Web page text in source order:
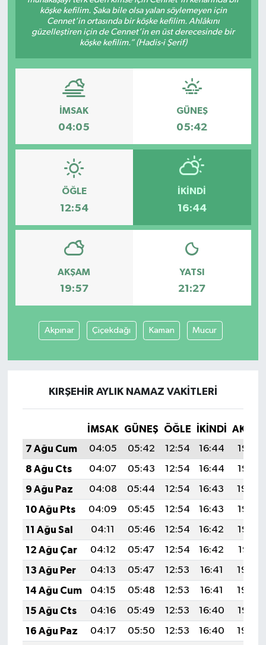
köşke kefilim. Şaka bile olsa yalan söylemeyen için
Cennet’in ortasında bir köşke kefilim. Ahlâkını
güzelleştiren için de Cennet’in en üst derecesinde bir
köşke kefilim.” (Hadis-i Şerif)
İMSAK
04:05
GÜNEŞ
05:42
ÖĞLE
12:54
İKINDI
16:44
AKŞAM
19:57
YATSI
21:27
Akpınar Çiçekdağı Kaman Mucur
KIRŞEHIR AYLIK NAMAZ VAKITLERI
İMSAK GÜNEŞ ÖĞLE İKINDI
7 Ağu Cum
04:05 05:42 12:54 16:44
19:57
8 Ağu Cts
04:07 05:43 12:54 16:44
19:55
9 Ağu Paz
04:08 05:44 12:54 16:43
19:54
10 Ağu Pts
04:09 05:45 12:54 16:43
19:53
11 Ağu Sal
04:11 05:46 12:54 16:42
19:52
12 Ağu Çar
04:12 05:47 12:54 16:42
19:51
13 Ağu Per
04:13 05:47 12:53 16:41
19:49
14 Ağu Cum
04:15 05:48 12:53 16:41
19:48
15 Ağu Cts
04:16 05:49 12:53 16:40
19:47
16 Ağu Paz
04:17 05:50 12:53 16:40
19:45
Spor
Tokat Haberleri
Yaşam